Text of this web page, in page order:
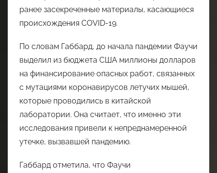
ранее засекреченные материалы, касающиеся
происхождения COVID-19.
По словам Габбард, до начала пандемии Фаучи
выделил из бюджета США миллионы долларов
на финансирование опасных работ, связанных
с мутациями коронавирусов летучих мышей,
которые проводились в китайской
лаборатории. Она считает, что именно эти
исследования привели к непреднамеренной
утечке, вызвавшей пандемию.
Габбард отметила, что Фаучи